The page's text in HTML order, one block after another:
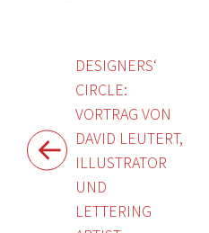
DESIGNERS‘
CIRCLE:
VORTRAG VON
DAVID LEUTERT,
ILLUSTRATOR
UND
LETTERING